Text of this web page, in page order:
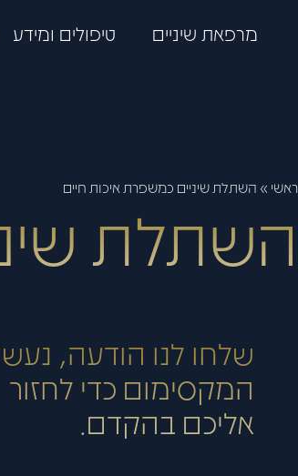
מרפאת שיניים טיפולים ומידע
ראשי » השתלת שיניים כמשפרת איכות חיים
השתלת
שלחו לנו הודעה,
המקסימום כדי לחזור
אליכם בהקדם.